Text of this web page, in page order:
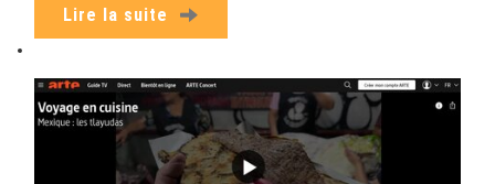
Lire la suite